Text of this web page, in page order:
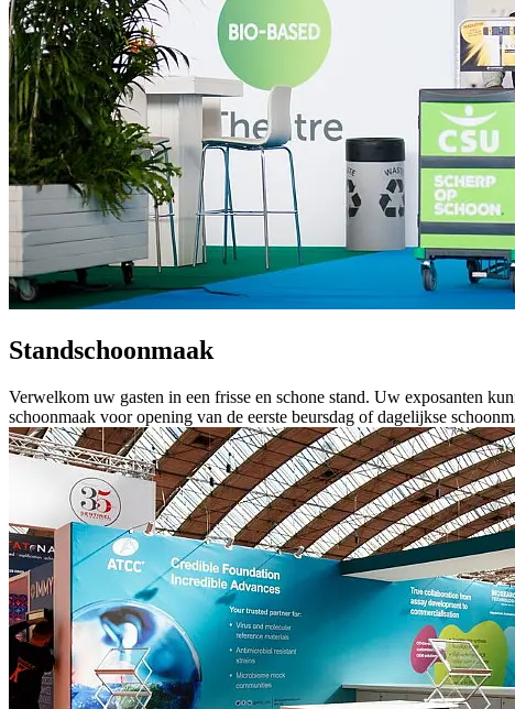
Standschoonmaak
Verwelkom uw gasten in een frisse en schone stand. Uw exposanten
schoonmaak voor opening van de eerste beursdag of dagelijkse